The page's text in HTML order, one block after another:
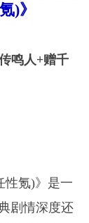
)》
鸣人+赠千
性氪)》是一
剧情深度还